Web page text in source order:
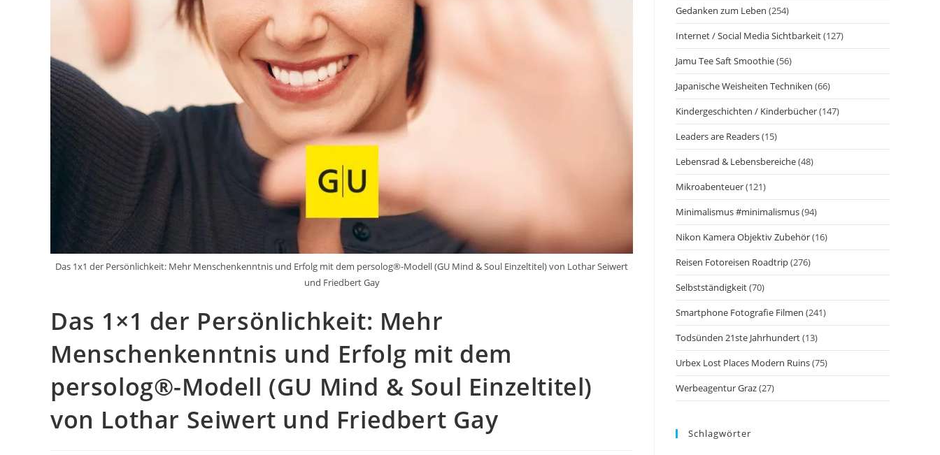
Das 1x1 der Persönlichkeit: Mehr Menschenkenntnis und Erfolg mit dem persolog®-Modell (GU Mind & Soul Einzeltitel) von Lothar Seiwert
und Friedbert Gay
Das 1×1 der Persönlichkeit: Mehr
Menschenkenntnis und Erfolg mit dem
persolog®-Modell (GU Mind & Soul Einzeltitel)
von Lothar Seiwert und Friedbert Gay
Gedanken zum Leben (254)
Internet / Social Media Sichtbarkeit(127)
Jamu Tee Saft Smoothie(56)
Japanische Weisheiten Techniken (66)
Kindergeschichten / Kinderbücher(147)
Leaders are Readers(15)
Lebensrad & Lebensbereiche(48)
Mikroabenteuer(121)
Minimalismus #minimalismus(94)
Nikon Kamera Objektiv Zubehör(16)
Reisen Fotoreisen Roadtrip(276)
Selbstständigkeit(70)
Smartphone Fotografie Filmen (241)
Todsünden 21ste Jahrhundert(13)
Urbex Lost Places Modern Ruins(75)
Werbeagentur Graz(27)
Schlagwörter